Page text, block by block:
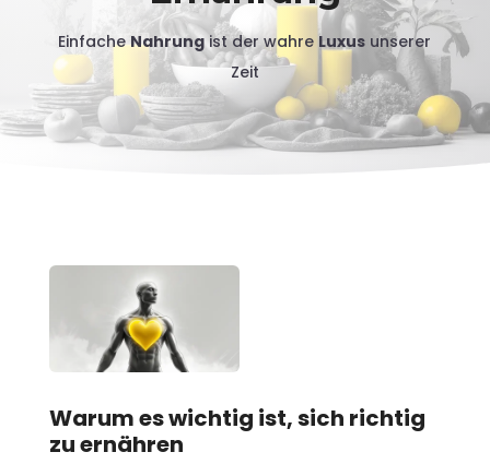
EinfacheNahrungist der wahreLuxus unserer
Zeit
Warum es wichtig ist, sich richtig
zu ernähren